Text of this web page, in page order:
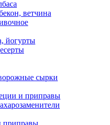
ветчина
йогурты
сырки
и приправы